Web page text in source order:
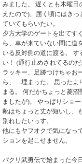
みました。 遅くとも木曜日
えたので)、届く頃にはき
ていてもらいたい。
夕方大学のゲートを出てす
ら、車が来ていない間に道
いる反対側の道に渡る。
い！ (通行止めされてるの
ラッキー、足跡つけちゃお
ら、…埋まった。 思ったよ
まる。 何だかちょっと菱
ましたが)。 やっぱりショ
靴はちょっと丈が短いし、
別れしたいっす。
他にもヤフオクで気になっ
ションを起こせません。
パクリ武勇伝で始まった今